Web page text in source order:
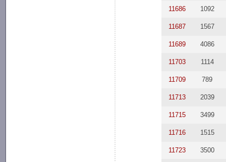
11686 1092
11687 1567
11689 4086
11703 1114
11709 789
11713 2039
11715 3499
11716 1515
11723 3500